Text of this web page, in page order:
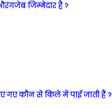
जिम्मेदार है ?
गए कौन से किले में पाई जाती हैं ?